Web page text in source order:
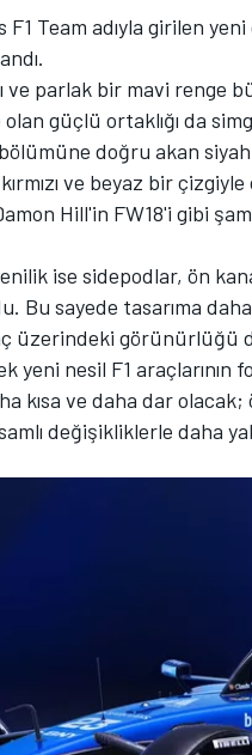
Team adıyla girilen yeni
ve parlak bir mavi renge
güçlü ortaklığı da
doğru akan
ve beyaz bir
Hill'in FW18'i gibi
ise sidepodlar, ön
Bu sayede tasarıma
üzerindeki görünürlüğü
yeni nesil F1 araçlarının
kısa ve daha dar
değişikliklerle daha